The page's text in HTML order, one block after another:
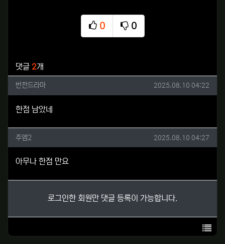
0
추천
0
비추천
댓글 2개
반전드라마님의 댓글
반전드라마 작성일
2025.08.10 04:22
한점 남았네
주앰2님의 댓글
주앰2 작성일
2025.08.10 04:27
아무나 한점 만요
로그인한 회원만 댓글 등록이 가능합니다.
목록